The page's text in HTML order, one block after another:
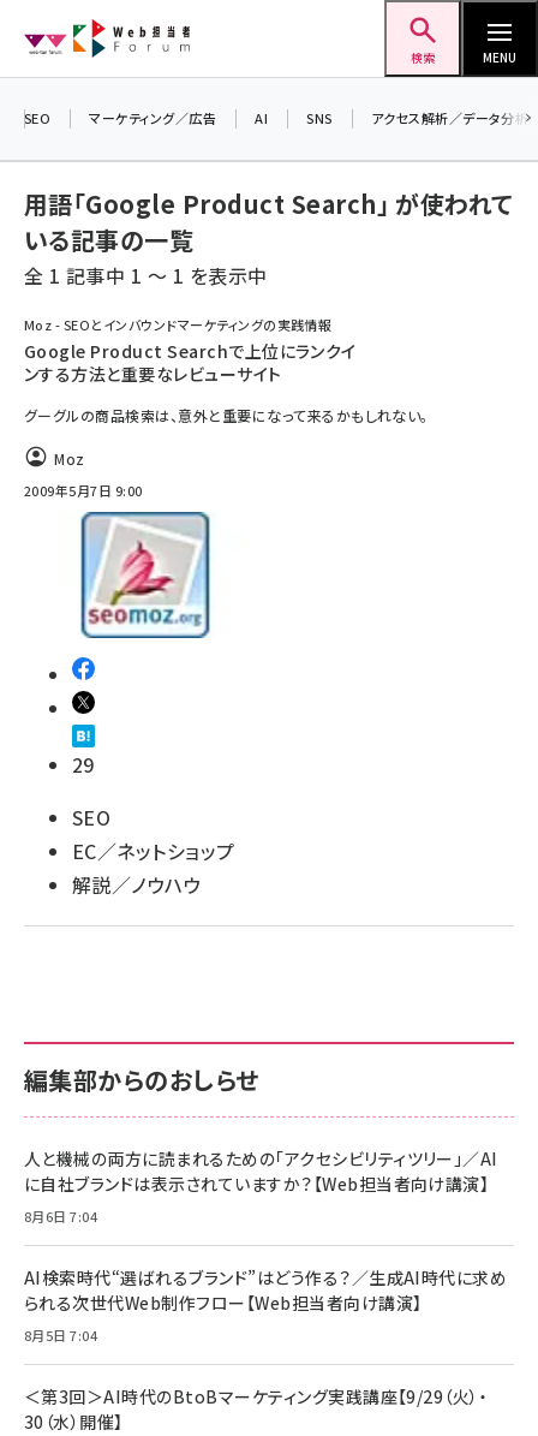
ン
検索 MENU
seo (3519)
ai (2801)
youtube (2425)
note (2310)
z世代 (1620)
meo (1274)
llmo (1160)
SEO マーケティング／広告 AI SNS アクセス解析／データ分析
用語「Google Product Search」 が使われて
いる記事の一覧
全 1 記事中 1 ～ 1 を表示中
Moz - SEOとインバウンドマーケティングの実践情報
Google Product Searchで上位にランクイ
ンする方法と重要なレビューサイト
グーグルの商品検索は、意外と重要になって来るかもしれない。
Moz
2009年5月7日 9:00
29
SEO
EC／ネットショップ
解説／ノウハウ
編集部からのおしらせ
人と機械の両方に読まれるための「アクセシビリティツリー」／AI
に自社ブランドは表示されていますか？【Web担当者向け講演】
8月6日 7:04
AI検索時代“選ばれるブランド”はどう作る？／生成AI時代に求め
られる次世代Web制作フロー【Web担当者向け講演】
8月5日 7:04
＜第3回＞AI時代のBtoBマーケティング実践講座【9/29（火）・
30（水）開催】
＼ 読者アンケートにご協力ください ／
7月24日で創刊20周年。ご回答者には抽選で
プレゼントを差し上げます！
▼アンケートページはこちらから▼